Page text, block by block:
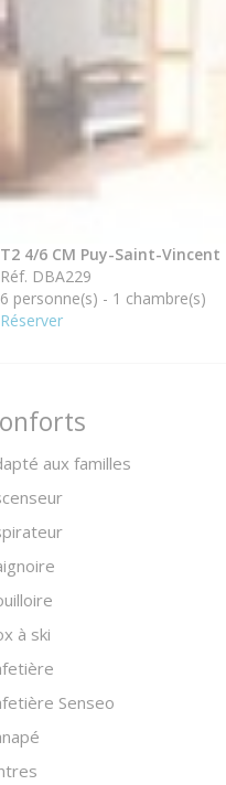
T2 4/6 CM Puy-Saint-Vincent
Réf. DBA229
6 personne(s) - 1 chambre(s)
Réserver
aux familles
à ski
Senseo